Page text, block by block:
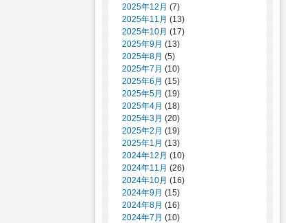
2025年12月 (7)
2025年11月 (13)
2025年10月 (17)
2025年9月 (13)
2025年8月 (5)
2025年7月 (10)
2025年6月 (15)
2025年5月 (19)
2025年4月 (18)
2025年3月 (20)
2025年2月 (19)
2025年1月 (13)
2024年12月 (10)
2024年11月 (26)
2024年10月 (16)
2024年9月 (15)
2024年8月 (16)
2024年7月 (10)